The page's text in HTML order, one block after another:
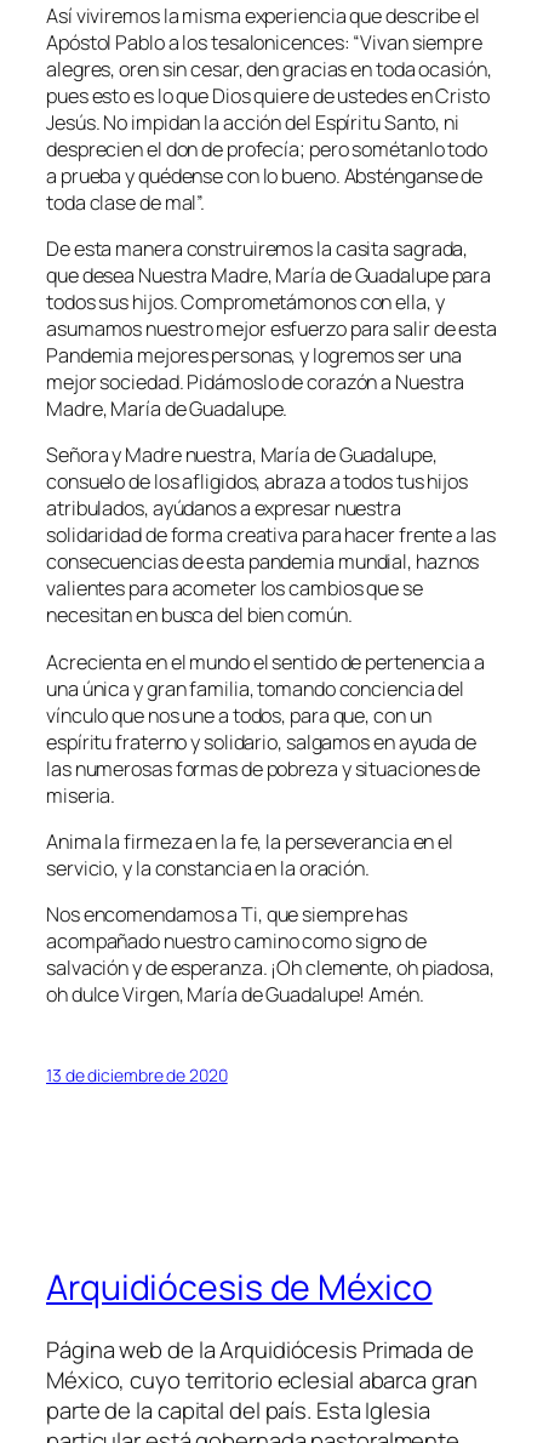
Así viviremos la misma experiencia que describe el
Apóstol Pablo a los tesalonicences: “Vivan siempre
alegres, oren sin cesar, den gracias en toda ocasión,
pues esto es lo que Dios quiere de ustedes en Cristo
Jesús. No impidan la acción del Espíritu Santo, ni
desprecien el don de profecía; pero sométanlo todo
a prueba y quédense con lo bueno. Absténganse de
toda clase de mal”.
De esta manera construiremos la casita sagrada,
que desea Nuestra Madre, María de Guadalupe para
todos sus hijos. Comprometámonos con ella, y
asumamos nuestro mejor esfuerzo para salir de esta
Pandemia mejores personas, y logremos ser una
mejor sociedad. Pidámoslo de corazón a Nuestra
Madre, María de Guadalupe.
Señora y Madre nuestra, María de Guadalupe,
consuelo de los afligidos, abraza a todos tus hijos
atribulados, ayúdanos a expresar nuestra
solidaridad de forma creativa para hacer frente a las
consecuencias de esta pandemia mundial, haznos
valientes para acometer los cambios que se
necesitan en busca del bien común.
Acrecienta en el mundo el sentido de pertenencia a
una única y gran familia, tomando conciencia del
vínculo que nos une a todos, para que, con un
espíritu fraterno y solidario, salgamos en ayuda de
las numerosas formas de pobreza y situaciones de
miseria.
Anima la firmeza en la fe, la perseverancia en el
servicio, y la constancia en la oración.
Nos encomendamos a Ti, que siempre has
acompañado nuestro camino como signo de
salvación y de esperanza. ¡Oh clemente, oh piadosa,
oh dulce Virgen, María de Guadalupe! Amén.
13 de diciembre de 2020
Arquidiócesis de México
Página web de la Arquidiócesis Primada de
México, cuyo territorio eclesial abarca gran
parte de la capital del país. Esta Iglesia